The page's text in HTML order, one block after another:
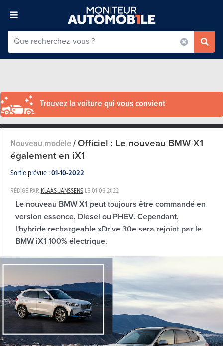
Trouvez la voiture qui vous convient
Nouveau modèle/Officiel : Le nouveau BMW X1
également en iX1
Sortie prévue :01-10-2022
RÉDIGÉ PAR KLAAS JANSSENSLE01-06-2022
Le nouveau BMW X1 peut toujours être commandé en
version essence, Diesel ou PHEV. Cependant,
l'hybride rechargeable xDrive 30e sera rejoint par le
BMW iX1 100% électrique.